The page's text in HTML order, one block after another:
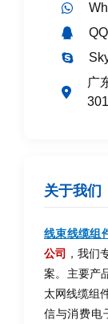
QQ
广
关于我们
线束线缆组
公司
，我们
案。主要产
太网线缆组
信与消费电